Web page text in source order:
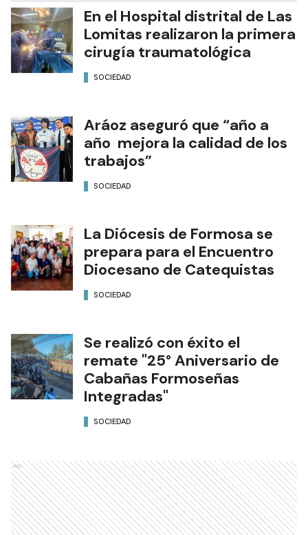
En el Hospital distrital de Las
Lomitas realizaron la primera
cirugía traumatológica
SOCIEDAD
Aráoz aseguró que “año a
año mejora la calidad de los
trabajos”
SOCIEDAD
La Diócesis de Formosa se
prepara para el Encuentro
Diocesano de Catequistas
SOCIEDAD
Se realizó con éxito el
remate "25° Aniversario de
Cabañas Formoseñas
Integradas"
SOCIEDAD
Ads